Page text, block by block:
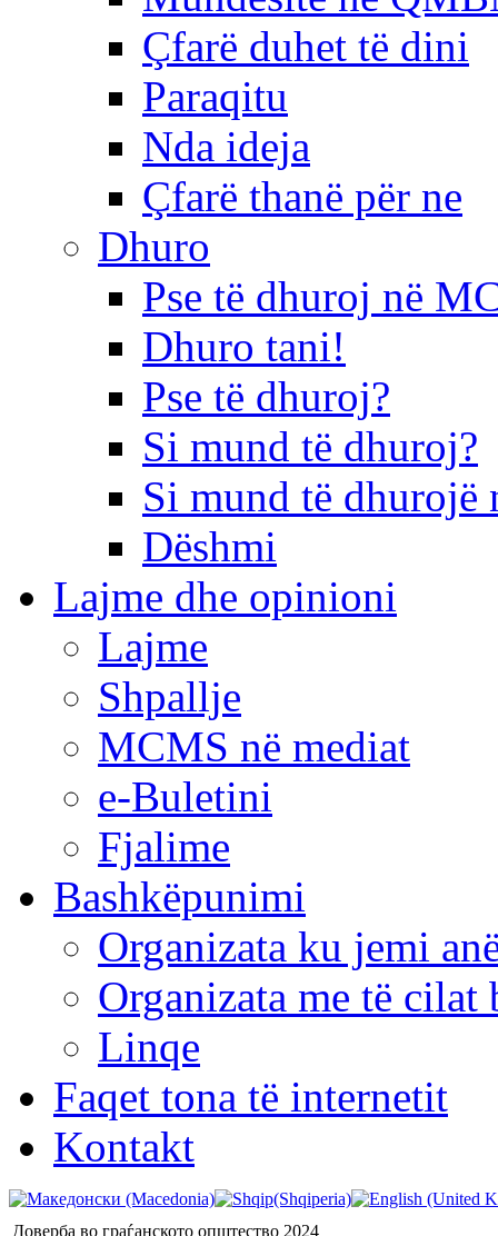
Çfarë duhet të dini
Paraqitu
Nda ideja
Çfarë thanë për ne
Dhuro
Pse të dhuroj në
Dhuro tani!
Pse të dhuroj?
Si mund të dhuroj?
Si mund të dhurojë
Dëshmi
Lajme dhe opinioni
Lajme
Shpallje
MCMS në mediat
e-Buletini
Fjalime
Bashkëpunimi
Organizata ku jemi
Organizata me të cilat
Linqe
Faqet tona të internetit
Kontakt
Доверба во граѓанското општество 2024